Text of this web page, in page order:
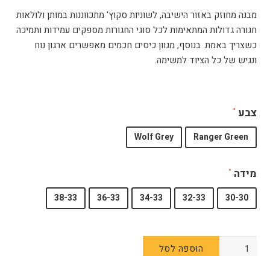
מבנה מחוזק באזור הישיבה, לשוניות סקוץ' מתכווננות במותן ולולאות
חגורה גדולות המתאימות לכל סוגי החגורות מספקים עמידות ותמיכה
כשצריך באמת. בנוסף, מגוון כיסים חכמים מאפשרים ארגון נוח
ונגיש של כל הציוד למשימה.
צבע
Ranger Green
Wolf Grey
מידה
30-30
32-33
34-33
36-33
38-33
כמות
הוספה לסל